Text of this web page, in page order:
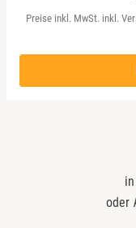
Preise inkl. MwSt. inkl.
oder